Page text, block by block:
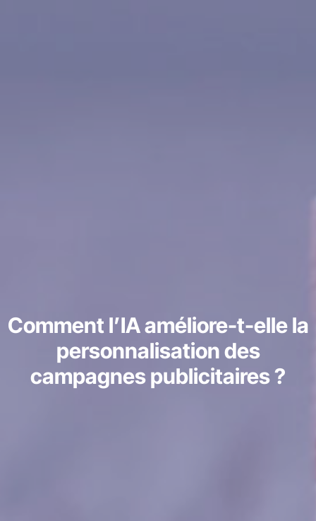
Comment l’IA améliore-t-elle la
personnalisation des
campagnes publicitaires ?